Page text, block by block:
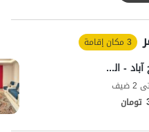
بجدار ، كما أن هذه المنطقة
مشتركة مع ضيوف آخرين في هذا
يقع الوصول إلى المخبز والسوبر ماركت على بعد حوالي 200 متر من السكن ،
3 مكان إقامة
استئجار جناح في فرح آباد - الوحدة 4
تومان